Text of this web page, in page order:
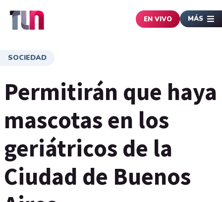
EN VIVO MÁS
SOCIEDAD
Permitirán que haya
mascotas en los
geriátricos de la
Ciudad de Buenos